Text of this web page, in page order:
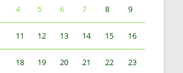
4 5 6 7 8 9
11 12 13 14 15 16
18 19 20 21 22 23